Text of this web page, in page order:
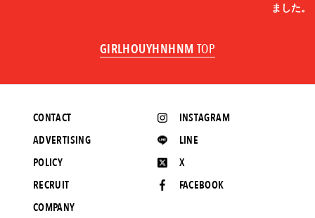
ました。
GIRLHOUYHNHNM TOP
INSTAGRAM
LINE
X
FACEBOOK
CONTACT
ADVERTISING
POLICY
RECRUIT
COMPANY